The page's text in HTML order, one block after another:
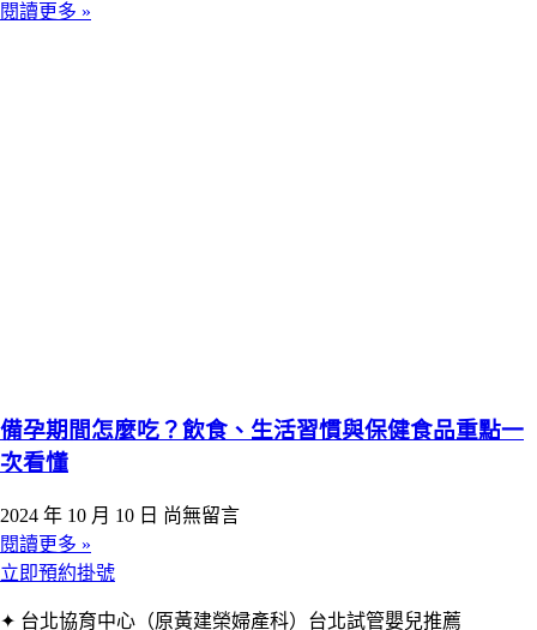
閱讀更多 »
備孕期間怎麼吃？飲食、生活習慣與保健食品重點一
次看懂
2024 年 10 月 10 日 尚無留言
閱讀更多 »
立即預約掛號
✦ 台北協育中心（原黃建榮婦產科）台北試管嬰兒推薦